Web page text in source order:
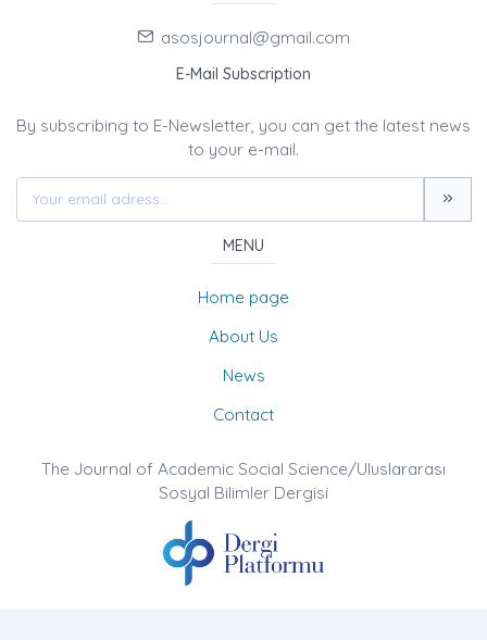
asosjournal@gmail.com
E-Mail Subscription
By subscribing to E-Newsletter, you can get the latest news
to your e-mail.
MENU
Home page
About Us
News
Contact
The Journal of Academic Social Science/Uluslararası
Sosyal Bilimler Dergisi